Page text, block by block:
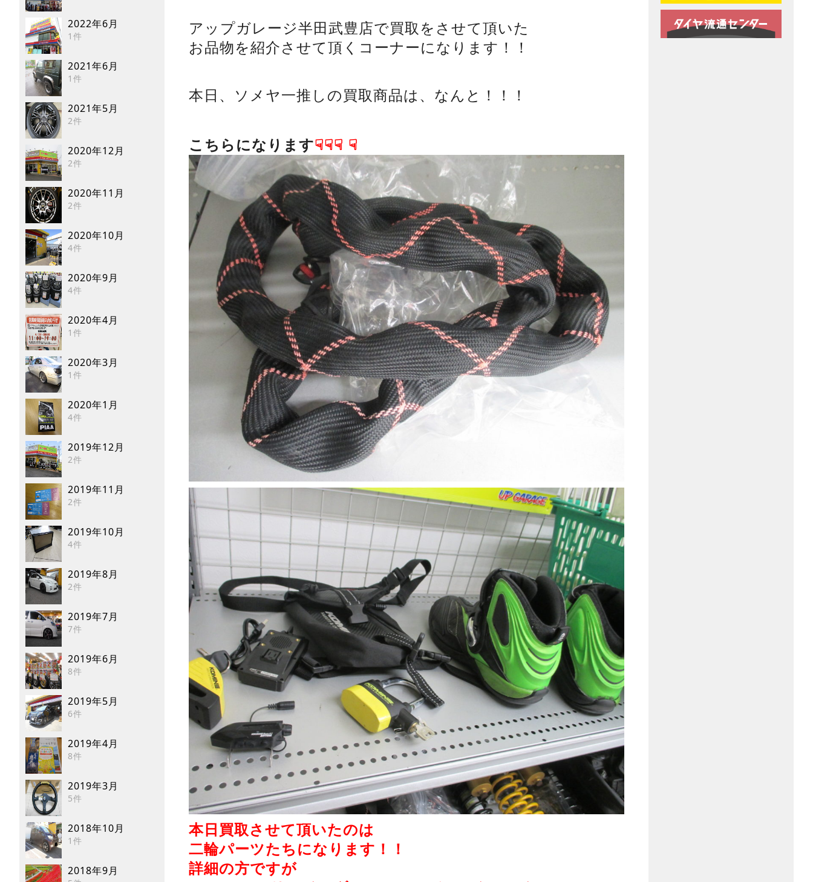
2022年6月
1件
2021年6月
1件
2021年5月
2件
2020年12月
2件
2020年11月
2件
2020年10月
4件
2020年9月
4件
2020年4月
1件
2020年3月
1件
2020年1月
4件
2019年12月
2件
2019年11月
2件
2019年10月
4件
2019年8月
2件
2019年7月
7件
2019年6月
8件
2019年5月
6件
2019年4月
8件
2019年3月
5件
2018年10月
1件
2018年9月
アップガレージ半田武豊店で買取をさせて頂いた
お品物を紹介させて頂くコーナーになります！！
本日、ソメヤ一推しの買取商品は、なんと！！！
こちらになります☟☟☟ ☟
本日買取させて頂いたのは
二輪パーツたちになります！！
詳細の方ですが